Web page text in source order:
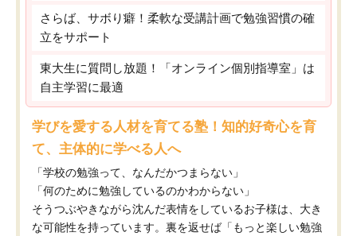
さらば、サボり癖！柔軟な受講計画で勉強習慣の確
立をサポート
東大生に質問し放題！「オンライン個別指導室」は
自主学習に最適
学びを愛する人材を育てる塾！知的好奇心を育
て、主体的に学べる人へ
「学校の勉強って、なんだかつまらない」
「何のために勉強しているのかわからない」
そうつぶやきながら沈んだ表情をしているお子様は、大き
な可能性を持っています。裏を返せば「もっと楽しい勉強